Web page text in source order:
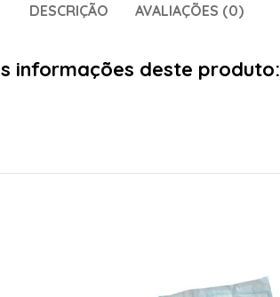
DESCRIÇÃO AVALIAÇÕES (0)
informações deste produto: